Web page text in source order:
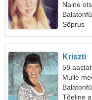
Naine
Sõprus
Kriszti
58
Mulle
Tõeline